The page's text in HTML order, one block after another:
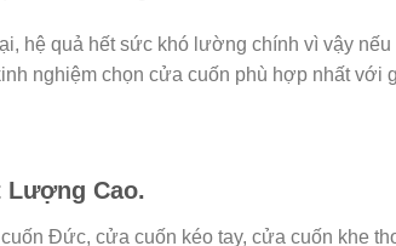
hệ quả hết sức khó lường chính vì vậy
nghiệm chọn cửa cuốn phù hợp nhất với
Lượng Cao.
Đức, cửa cuốn kéo tay, cửa cuốn khe